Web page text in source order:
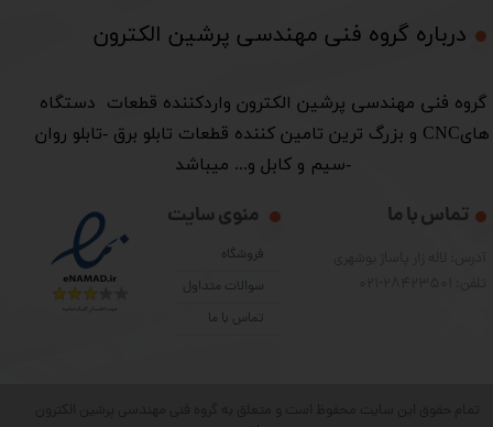
درباره گروه فنی مهندسی پرشین الکترون​​​​​​​
​گروه فنی مهندسی پرشین الکترون واردکننده قطعات دستگاه
هایCNC و بزرگ ترین تامین کننده قطعات تابلو برق -تابلو روان
-سیم و کابل و... میباشد
منوی سایت
فروشگاه
سوالات متداول
تماس با ما
تماس با ما